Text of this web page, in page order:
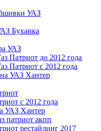
УАЗ
Буханка
УАЗ
Патриот до 2012 года
Патриот с 2012 года
УАЗ Хантер
с 2012 года
УАЗ Хантер
патриот акпп
рестайлинг 2017